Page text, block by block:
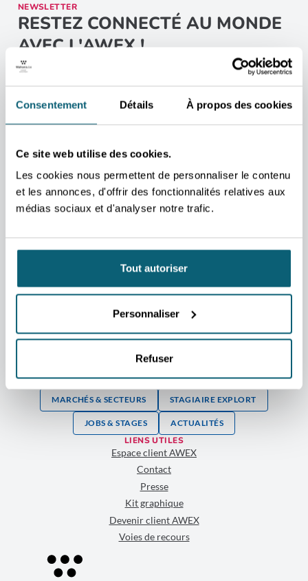
Consentement Détails À propos des cookies
Ce site web utilise des cookies.
Les cookies nous permettent de personnaliser le contenu
et les annonces, d'offrir des fonctionnalités relatives aux
médias sociaux et d'analyser notre trafic.
Tout autoriser
Personnaliser
Refuser
NEWSLETTER
RESTEZ CONNECTÉ AU MONDE
AVEC L'AWEX !
Ne manquez aucune opportunité pour développer vos projets à
l’international. En vous inscrivant à notre newsletter, recevez
directement dans votre boîte mail les dernières actualités,
conseils et opportunités exclusives pour faire rayonner vos
ambitions à travers le globe.
📩 Inscrivez-vous dès maintenant et ouvrez les portes du succès
M'INSCRIRE
CONTACT
Agence wallonne à l’Exportation et aux
Investissements étrangers
Plan d’accès
TVA BE 0267.314.479
SUJETS LES PLUS RECHERCHÉS
LISTE DES AIDES & SERVICES
AGENDA FOIRES, SALONS, MISSIONS
MARCHÉS & SECTEURS STAGIAIRE EXPLORT
JOBS & STAGES ACTUALITÉS
LIENS UTILES
Espace client AWEX
Contact
Presse
Kit graphique
Devenir client AWEX
Voies de recours